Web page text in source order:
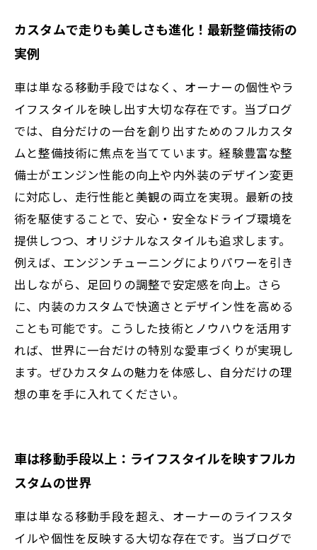
カスタムで走りも美しさも進化！最新整備技術の
実例
車は単なる移動手段ではなく、オーナーの個性やラ
イフスタイルを映し出す大切な存在です。当ブログ
では、自分だけの一台を創り出すためのフルカスタ
ムと整備技術に焦点を当てています。経験豊富な整
備士がエンジン性能の向上や内外装のデザイン変更
に対応し、走行性能と美観の両立を実現。最新の技
術を駆使することで、安心・安全なドライブ環境を
提供しつつ、オリジナルなスタイルも追求します。
例えば、エンジンチューニングによりパワーを引き
出しながら、足回りの調整で安定感を向上。さら
に、内装のカスタムで快適さとデザイン性を高める
ことも可能です。こうした技術とノウハウを活用す
れば、世界に一台だけの特別な愛車づくりが実現し
ます。ぜひカスタムの魅力を体感し、自分だけの理
想の車を手に入れてください。
車は移動手段以上：ライフスタイルを映すフルカ
スタムの世界
車は単なる移動手段を超え、オーナーのライフスタ
イルや個性を反映する大切な存在です。当ブログで